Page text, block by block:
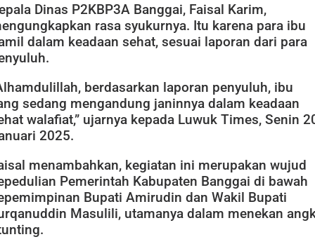
Dinas P2KBP3A Banggai, Faisal Karim,
rasa syukurnya. Itu karena para ibu
dalam keadaan sehat, sesuai laporan dari para
berdasarkan laporan penyuluh, ibu
sedang mengandung janinnya dalam keadaan
walafiat,” ujarnya kepada Luwuk Times, Senin
2025.
menambahkan, kegiatan ini merupakan wujud
Pemerintah Kabupaten Banggai di bawah
Bupati Amirudin dan Wakil Bupati
Masulili, utamanya dalam menekan